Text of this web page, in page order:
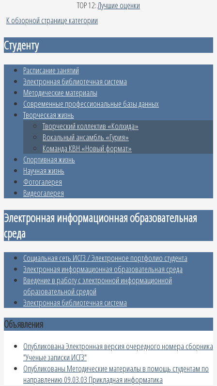
TOP 12:Лучшие оценки
К обзорной странице категории
Студенту
Расписание занятий
Электронная библиотечная система
Методические материалы
Современные профессиональные базы данных
Творческая жизнь
Творческий коллектив «Колхида»
Вокальный ансамбль «Гурия»
Команда КВН «Новый формат»
Спортивная жизнь
Научная жизнь
Фотогалерея
Видеогалерея
Электронная информационная образовательная
среда
Социальная сеть ИСГЗ / Электронное портфолио студента
Электронная информационная образовательная среда
Введение в работу с электронной информационной
образовательной средой
Электронная библиотечная система
Объявления
Опубликована Электронная версия очередного номера сборника
"Ученые записки ИСГЗ"
Опубликованы Методические материалы в помощь студентам по
направлению 09.03.03 Прикладная информатика